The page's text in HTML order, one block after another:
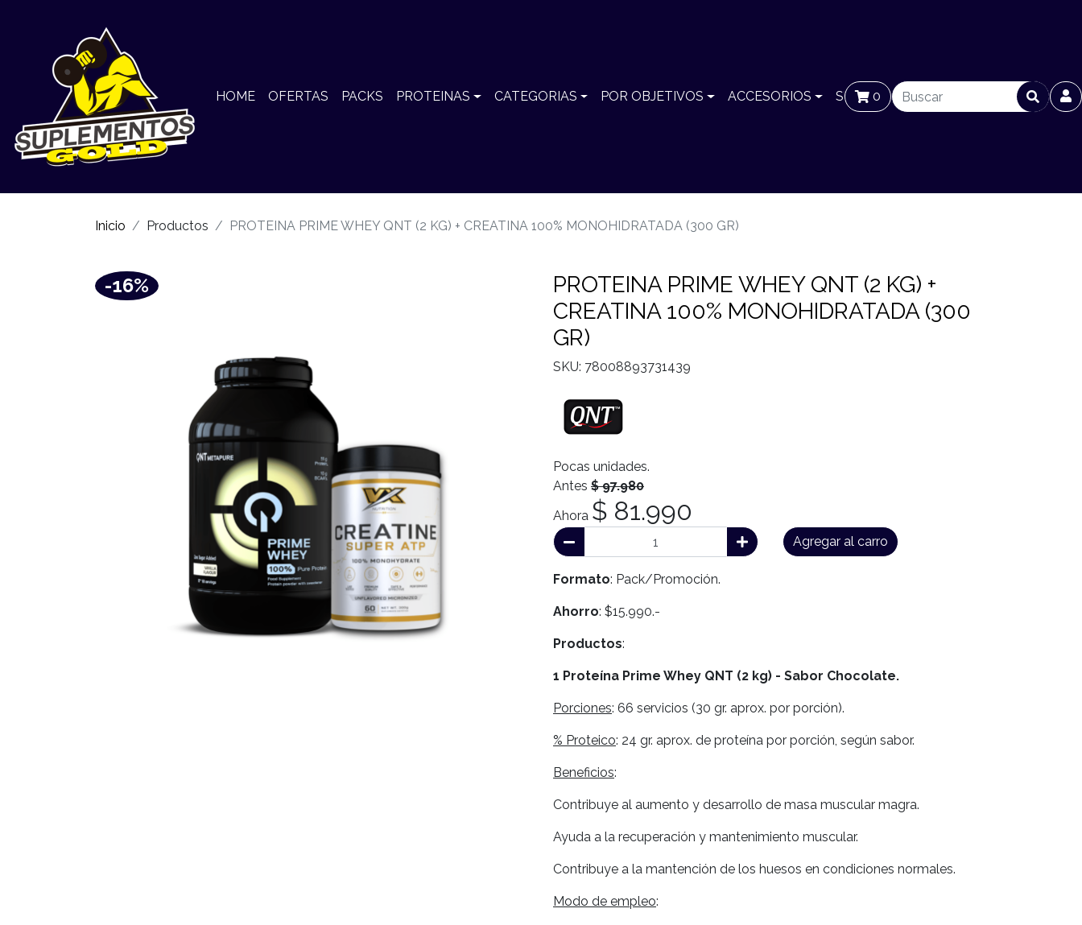
HOME OFERTAS PACKS PROTEINAS CATEGORIAS POR OBJETIVOS ACCESORIOS SUCURSALES BLOG
0
Inicio Productos PROTEINA PRIME WHEY QNT (2 KG) + CREATINA 100% MONOHIDRATADA (300 GR)
-16%
PROTEINA PRIME WHEY QNT (2 KG) +
CREATINA 100% MONOHIDRATADA (300
GR)
SKU: 78008893731439
Pocas unidades.
Antes $ 97.980
Ahora $ 81.990
Agregar al carro
Formato: Pack/Promoción.
Ahorro: $15.990.-
Productos:
1 Proteína Prime Whey QNT (2 kg) - Sabor Chocolate.
Porciones: 66 servicios (30 gr. aprox. por porción).
% Proteico: 24 gr. aprox. de proteína por porción, según sabor.
Beneficios:
Contribuye al aumento y desarrollo de masa muscular magra.
Ayuda a la recuperación y mantenimiento muscular.
Contribuye a la mantención de los huesos en condiciones normales.
Modo de empleo: